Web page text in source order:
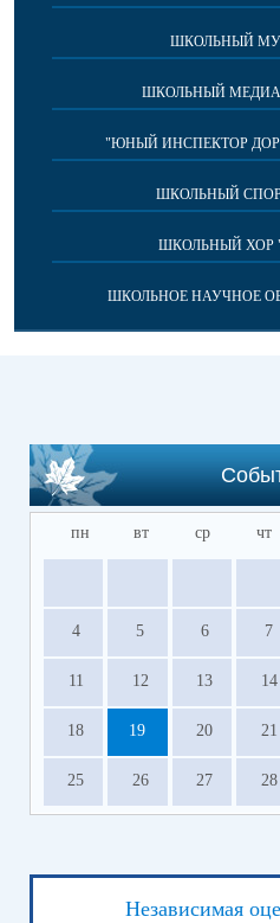
ШКОЛЬНЫЙ
ШКОЛЬНЫЙ
"ЮНЫЙ ИНСПЕКТОР
ШКОЛЬНЫЙ
ШКОЛЬНЫЙ ХОР
ШКОЛЬНОЕ НАУЧНОЕ
пн вт ср чт
4 5 6 7
11 12 13 14
18 19 20 21
25 26 27 28
Независимая